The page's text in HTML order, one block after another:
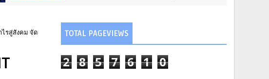
ไรสู่สังคม จัด
TOTAL PAGEVIEWS
2 8 5 7 6 1 0